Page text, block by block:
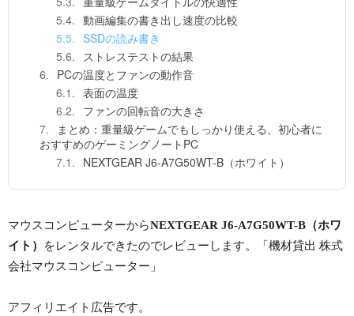
動画編集の書き出し速度の比較
SSDの読み書き
ストレステストの結果
PCの温度とファンの動作音
表面の温度
ファンの回転音の大きさ
まとめ：重量級ゲームでもしっかり使える、初心者に
おすすめのゲーミングノートPC
NEXTGEAR J6-A7G50WT-B（ホワイト）
マウスコンピューターからNEXTGEAR J6-A7G50WT-B（ホワ
イト）
をレンタルできたのでレビューします。「機材貸出 株式
会社マウスコンピューター」
アフィリエイト広告です。